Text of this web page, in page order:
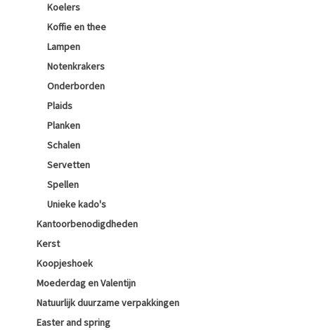
Koelers
Koffie en thee
Lampen
Notenkrakers
Onderborden
Plaids
Planken
Schalen
Servetten
Spellen
Unieke kado's
Kantoorbenodigdheden
Kerst
Koopjeshoek
Moederdag en Valentijn
Natuurlijk duurzame verpakkingen
Easter and spring